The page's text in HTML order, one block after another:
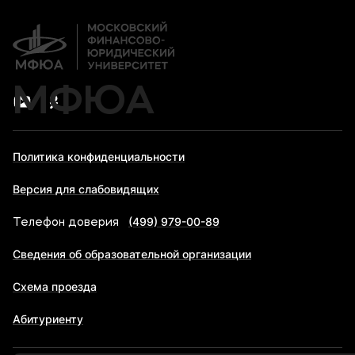
МФЮА
Политика конфиденциальности
Версия для слабовидящих
Телефон доверия (499) 979-00-89
Сведения об образовательной организации
Схема проезда
Абитуриенту